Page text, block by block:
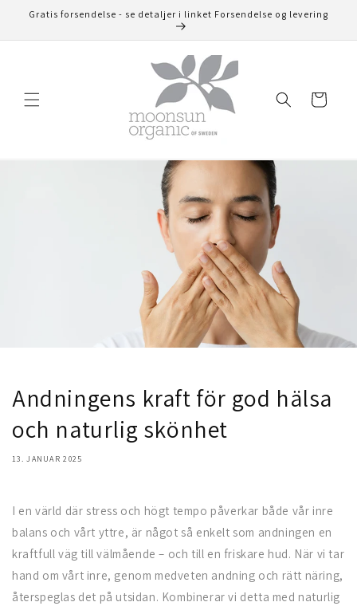
Gå til
Gratis forsendelse - se detaljer i linket Forsendelse og levering
Indkøbskurv
Andningens kraft för god hälsa
och naturlig skönhet
13. JANUAR 2025
I en värld där stress och högt tempo påverkar både vår inre
balans och vårt yttre, är något så enkelt som andningen en
kraftfull väg till välmående – och till en friskare hud. När vi tar
hand om vårt inre, genom medveten andning och rätt näring,
återspeglas det på utsidan. Kombinerar vi detta med naturlig